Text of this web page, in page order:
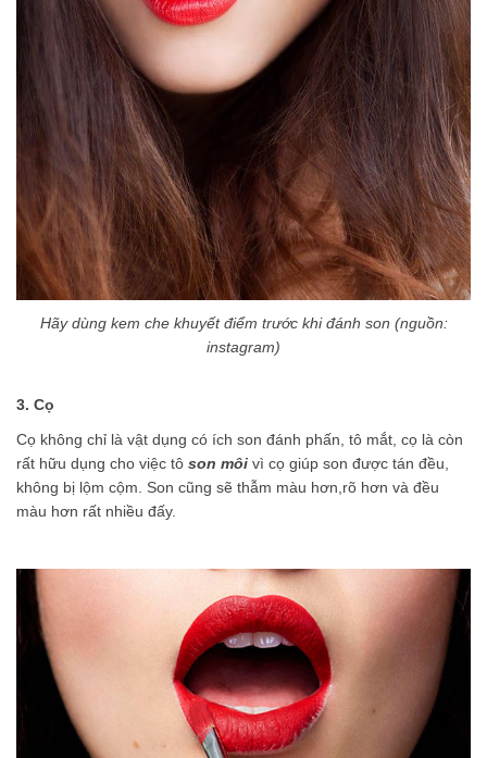
Hãy dùng kem che khuyết điểm trước khi đánh son (nguồn:
instagram)
3. Cọ
Cọ không chỉ là vật dụng có ích son đánh phấn, tô mắt, cọ là còn
rất hữu dụng cho việc tô son môi vì cọ giúp son được tán đều,
không bị lộm cộm. Son cũng sẽ thẫm màu hơn,rõ hơn và đều
màu hơn rất nhiều đấy.